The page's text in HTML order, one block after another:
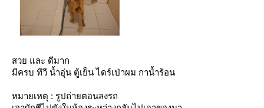
สวย และ ดีมาก
มีครบ ทีวี น้ำอุ่น ตู้เย็น ไดร์เป่าผม กาน้ำร้อน
หมายเหตุ : รูปถ่ายตอนลงรถ